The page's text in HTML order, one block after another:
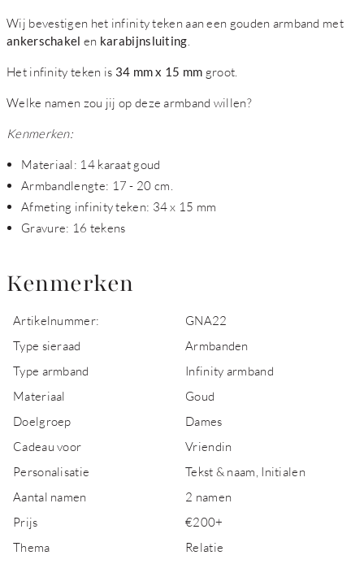
Wij bevestigen het infinity teken aan een gouden armband met
ankerschakel en karabijnsluiting
Het infinity teken is 34 mm x 15 mm groot.
Welke namen zou jij op deze armband willen?
Kenmerken:
Materiaal: 14 karaat goud
Armbandlengte: 17 - 20 cm.
Afmeting infinity teken: 34 x 15 mm
Gravure: 16 tekens
Kenmerken
Artikelnummer:
GNA22
Type sieraad
Armbanden
Type armband
Infinity armband
Materiaal
Goud
Doelgroep
Dames
Cadeau voor
Vriendin
Personalisatie
Tekst & naam, Initialen
Aantal namen
2 namen
Prijs
€200+
Thema
Relatie